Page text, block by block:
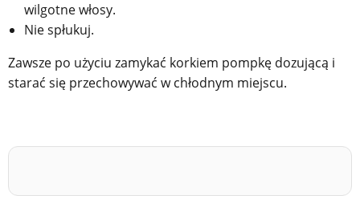
wilgotne włosy.
Nie spłukuj.
Zawsze po użyciu zamykać korkiem pompkę dozującą i
starać się przechowywać w chłodnym miejscu.